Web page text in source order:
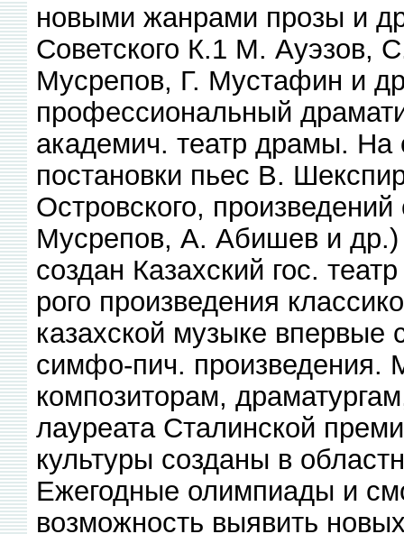
новыми жанрами прозы и
Советского К.1 М. Ауэзов,
Мусрепов, Г. Мустафин и
профессиональный
академич. театр драмы. На
постановки пьес В.
Островского,
Мусрепов, А. Абишев и др.)
создан Казахский гос.
рого произведения
казахской музыке
симфо-пич. произведения.
композиторам,
лауреата Сталинской
культуры созданы в
Ежегодные олимпиады и
возможность выявить